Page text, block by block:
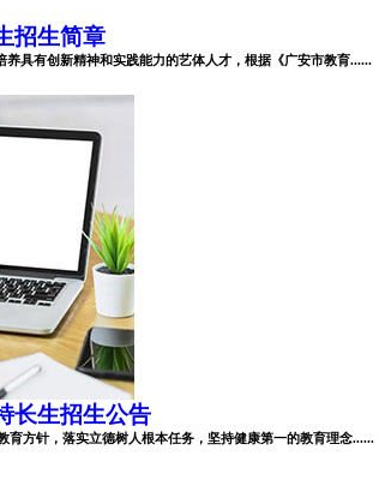
招生简章
具有创新精神和实践能力的艺体人才，根据《广安市教育......
长生招生公告
方针，落实立德树人根本任务，坚持健康第一的教育理念......